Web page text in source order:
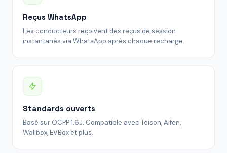
Reçus WhatsApp
Les conducteurs reçoivent des reçus de session
instantanés via WhatsApp après chaque recharge.
Standards ouverts
Basé sur OCPP 1.6J. Compatible avec Teison, Alfen,
Wallbox, EVBox et plus.